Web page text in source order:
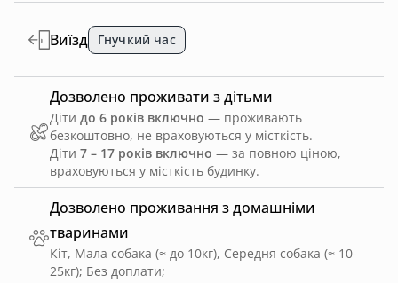
Дозволено проживання з домашніми
тваринами
Кіт, Мала собака (≈ до 10кг), Середня собака (≈ 10-
25кг); Без доплати;
Виїзд Гнучкий час
Дозволено проживати з дітьми
Діти до 6 років включно — проживають
безкоштовно, не враховуються у місткість.
Діти 7 – 17 років включно — за повною ціною,
враховуються у місткість будинку.